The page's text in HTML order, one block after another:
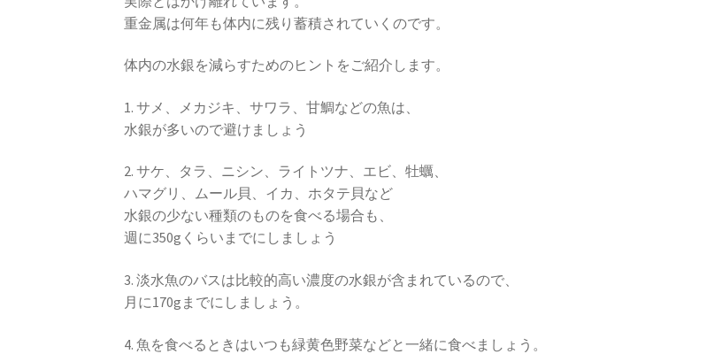
重金属は何年も体内に残り蓄積されていくのです。
体内の水銀を減らすためのヒントをご紹介します。
1. サメ、メカジキ、サワラ、甘鯛などの魚は、
水銀が多いので避けましょう
2. サケ、タラ、ニシン、ライトツナ、エビ、牡蠣、
ハマグリ、ムール貝、イカ、ホタテ貝など
水銀の少ない種類のものを食べる場合も、
週に350gくらいまでにしましょう
3. 淡水魚のバスは比較的高い濃度の水銀が含まれているので、
月に170gまでにしましょう。
4. 魚を食べるときはいつも緑黄色野菜などと一緒に食べましょう。